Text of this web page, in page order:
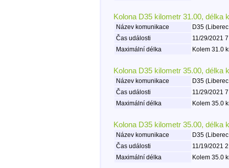
Kolona D35 kilometr 31.00, délka
Název komunikace
D35
Čas události
11/29/2021
Maximální délka
Kolem 31.0
Kolona D35 kilometr 35.00, délka
Název komunikace
D35
Čas události
11/29/2021
Maximální délka
Kolem 35.0
Kolona D35 kilometr 35.00, délka
Název komunikace
D35
Čas události
11/19/2021
Maximální délka
Kolem 35.0